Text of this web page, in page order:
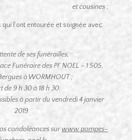
et cousines ;
l’ont entourée et soignée avec
de ses funérailles,
Funéraire des PF NOEL – 1 505,
à WORMHOUT ;
de 9 h 30 à 18 h 30.
à partir du vendredi 4 janvier
2019.
condoléances surwww.pompes-